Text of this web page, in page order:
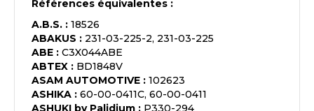
Références équivalentes :
A.B.S. : 18526
ABAKUS : 231-03-225-2, 231-03-225
ABE : C3X044ABE
ABTEX : BD1848V
ASAM AUTOMOTIVE : 102623
ASHIKA : 60-00-0411C, 60-00-0411
ASHUKI by Palidium : P330-294